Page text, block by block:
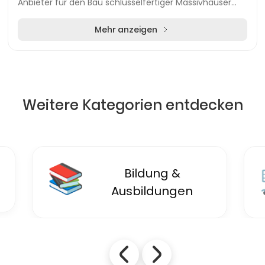
Anbieter für den Bau schlüsselfertiger Massivhäuser
Mehr anzeigen
Weitere Kategorien entdecken
🛒
Einzelhandel &
Einkaufen